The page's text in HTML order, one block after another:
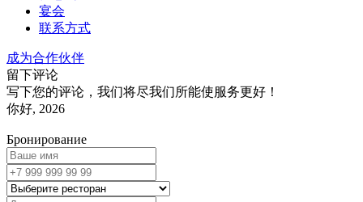
宴会
联系方式
成为合作伙伴
留下评论
写下您的评论，我们将尽我们所能使服务更好！
你好, 2026
Бронирование